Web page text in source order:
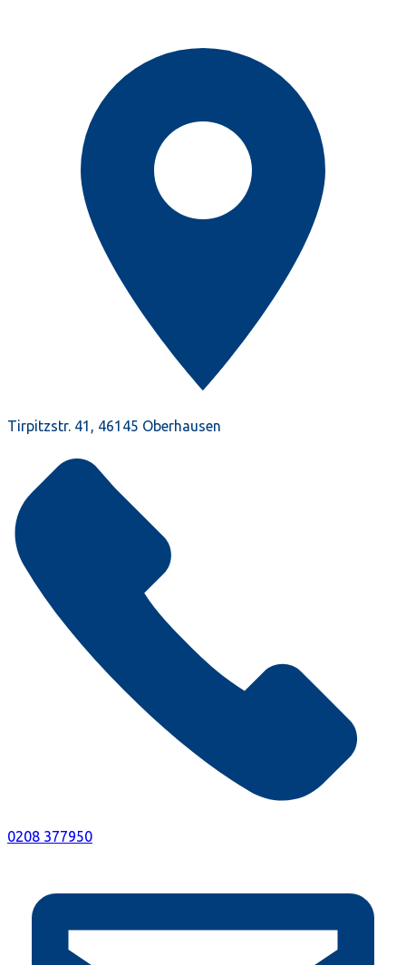
Tirpitzstr. 41, 46145 Oberhausen
0208 377950